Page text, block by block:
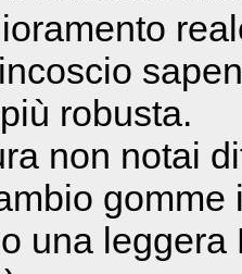
robusta.
non notai
gomme
una